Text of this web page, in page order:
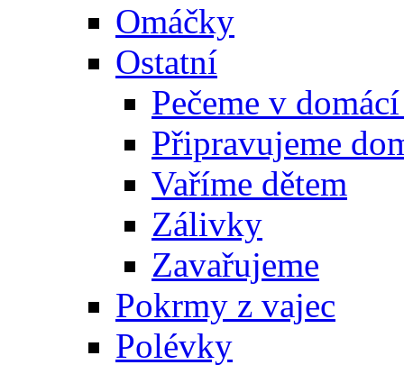
Omáčky
Ostatní
Pečeme v
Připravujeme
Vaříme dětem
Zálivky
Zavařujeme
Pokrmy z vajec
Polévky